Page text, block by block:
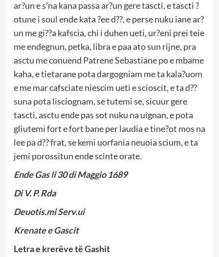
ar?un e s’na kana passa ar?un gere tascti, e tascti ?
otune i soul ende kata ?ee d??, e perse nuku iane ar?
un me gi??a kafscia, chi i duhen ueti, ur?eni prei teie
me endegnun, petka, libra e paa ato sun rijne, pra
asctu me conuend Patrene Sebastiane po e mbame
kaha, e tietarane pota dargogniam me ta kala?uom
e me mar cafsciate niescim ueti e scioscit, e ta d??
suna pota lisciognam, se tutemi se, sicuur gere
tascti, asctu ende pas sot nuku na uignan, e pota
gliutemi fort e fort bane per laudia e tine?ot mos na
lee pa d?? frat, se kemi uorfania neuoia scium, e ta
jemi porossitun ende scinte orate.
Ende Gas li 30 di Maggio 1689
Di V. P. Rda
Deuotis.mi Serv.ui
Krenate e Gascit
Letra e krerëve të Gashit